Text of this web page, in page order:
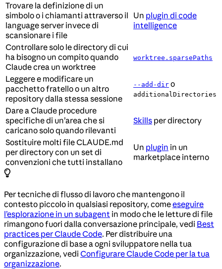
Trovare la definizione di un
simbolo o i chiamanti attraverso il
language server invece di
scansionare i file
Un plugin di code
intelligence
Controllare solo le directory di cui
ha bisogno un compito quando
Claude crea un worktree
worktree.sparsePaths
Leggere e modificare un
pacchetto fratello o un altro
repository dalla stessa sessione
--add-dir o
additionalDirectories
Dare a Claude procedure
specifiche di un’area che si
caricano solo quando rilevanti
Skills per directory
Sostituire molti file CLAUDE.md
per directory con un set di
convenzioni che tutti installano
Un plugin in un
marketplace interno
Per tecniche di flusso di lavoro che mantengono il
contesto piccolo in qualsiasi repository, comeeseguire
l’esplorazione in un subagent in modo che le letture di file
rimangono fuori dalla conversazione principale, vedi Best
practices per Claude Code. Per distribuire una
configurazione di base a ogni sviluppatore nella tua
organizzazione, vedi Configurare Claude Code per la tua
organizzazione.